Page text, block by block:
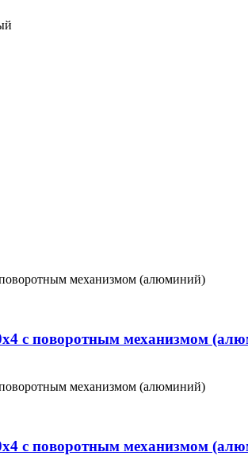
с поворотным механизмом
с поворотным механизмом